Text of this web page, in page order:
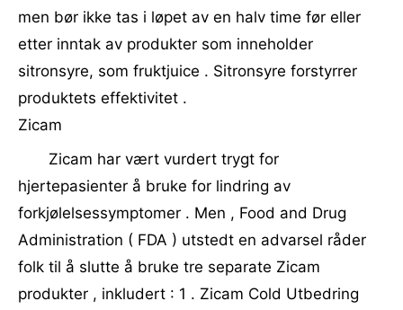
men bør ikke tas i løpet av en halv time før eller
etter inntak av produkter som inneholder
sitronsyre, som fruktjuice . Sitronsyre forstyrrer
produktets effektivitet .
Zicam
Zicam har vært vurdert trygt for
hjertepasienter å bruke for lindring av
forkjølelsessymptomer . Men , Food and Drug
Administration ( FDA ) utstedt en advarsel råder
folk til å slutte å bruke tre separate Zicam
produkter , inkludert : 1 . Zicam Cold Utbedring